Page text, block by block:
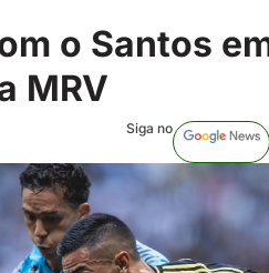
o Santos
MRV
Siga no